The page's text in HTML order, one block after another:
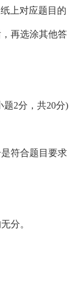
上对应题目的
再选涂其他答
2分，共20分)
符合题目要求
分。